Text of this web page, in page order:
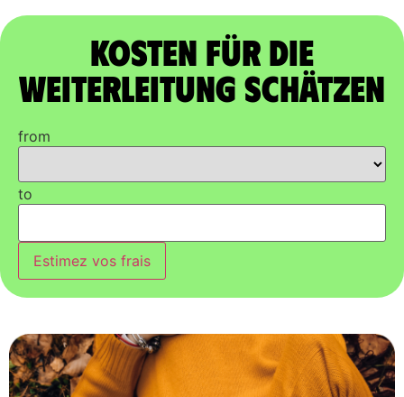
Kosten für die
Weiterleitung schätzen
from
to
Estimez vos frais